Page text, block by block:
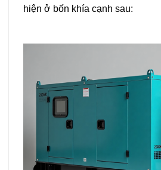
hiện ở bốn khía cạnh sau: